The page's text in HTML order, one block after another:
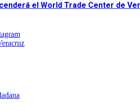
el World Trade Center de